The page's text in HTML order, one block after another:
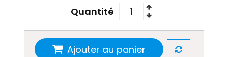
Quantité
Ajouter au panier